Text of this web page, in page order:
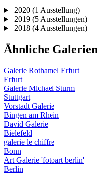
2020 (1 Ausstellung)
2019 (5 Ausstellungen)
2018 (4 Ausstellungen)
Ähnliche Galerien
Galerie Rothamel Erfurt
Erfurt
Galerie Michael Sturm
Stuttgart
Vorstadt Galerie
Bingen am Rhein
David Galerie
Bielefeld
galerie le chiffre
Bonn
Art Galerie 'fotoart berlin'
Berlin